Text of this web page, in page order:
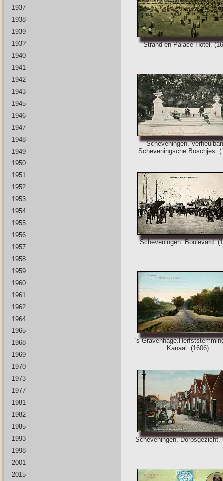
1937
1938
1939
193?
1940
1941
1942
1943
1945
1946
1947
1948
1949
1950
1951
1952
1953
1954
1955
1956
1957
1958
1959
1960
1961
1962
1964
1965
1968
1969
1970
1973
1977
1981
1982
1985
1993
1998
2001
2015
Strand en Palace Hotel.
Scheveningen.
Scheveningsche Boschjes.
Scheveningen. Boulevard.
's-
Kanaal. (1606)
Scheveningen, Dorpsgezicht.